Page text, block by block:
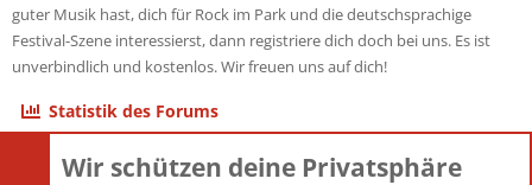
guter Musik hast, dich für Rock im Park und die deutschsprachige
Festival-Szene interessierst, dann registriere dich doch bei uns. Es ist
unverbindlich und kostenlos. Wir freuen uns auf dich!
Statistik des Forums
ThemenWir schützen deine Privatsphäre